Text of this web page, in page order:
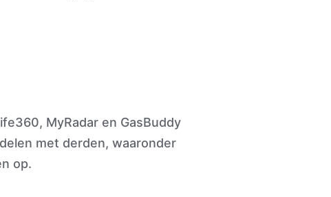
MyRadar en GasBuddy
met derden, waaronder
op.